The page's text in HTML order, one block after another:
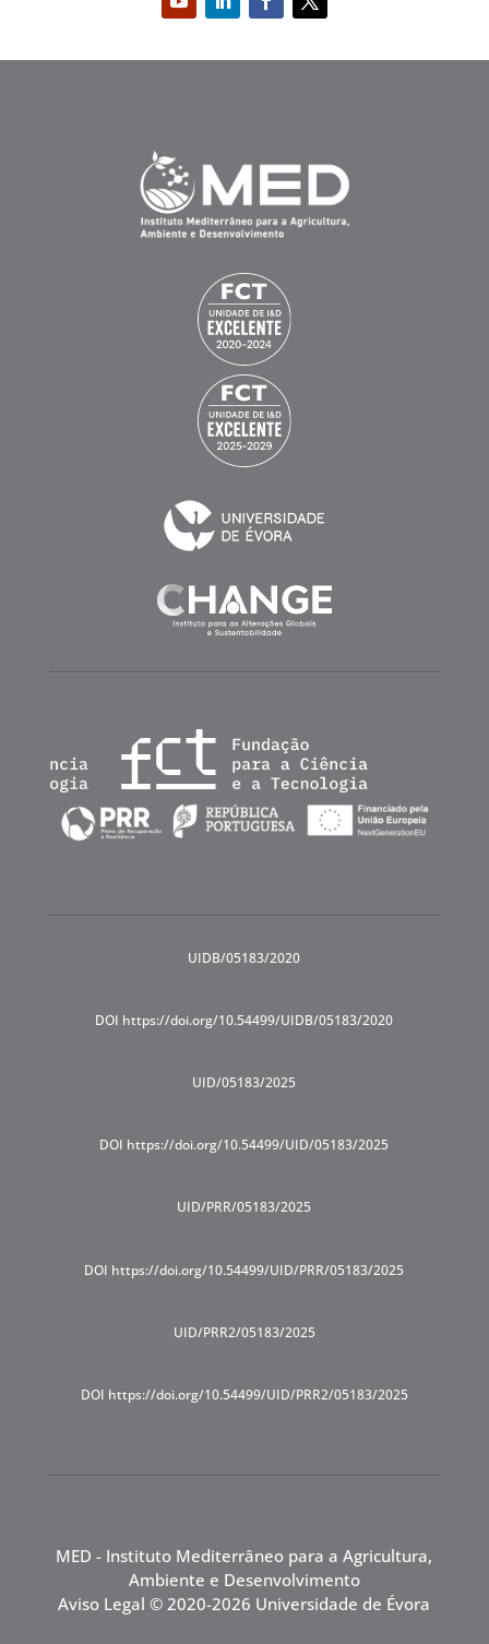
UIDB/05183/2020
DOI https://doi.org/10.54499/UIDB/05183/2020
UID/05183/2025
DOI https://doi.org/10.54499/UID/05183/2025
UID/PRR/05183/2025
DOI https://doi.org/10.54499/UID/PRR/05183/2025
UID/PRR2/05183/2025
DOI https://doi.org/10.54499/UID/PRR2/05183/2025
MED - Instituto Mediterrâneo para a Agricultura,
Ambiente e Desenvolvimento
Aviso Legal © 2020-2026 Universidade de Évora